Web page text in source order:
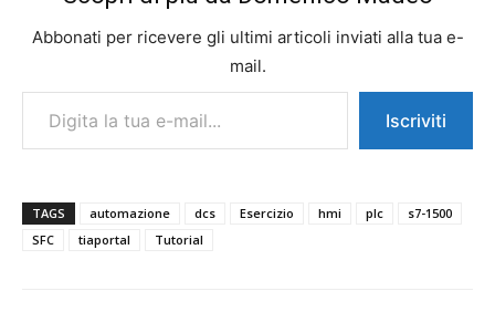
Abbonati per ricevere gli ultimi articoli inviati alla tua e-
mail.
Digita la tua e-mail...
Iscriviti
TAGS automazione dcs Esercizio hmi plc
s7-1500
SFC
tiaportal Tutorial